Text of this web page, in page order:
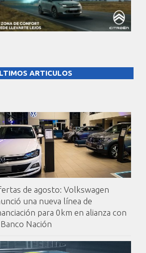
ARTICULOS
de agosto: Volkswagen
una nueva línea de
para 0km en alianza con
Nación